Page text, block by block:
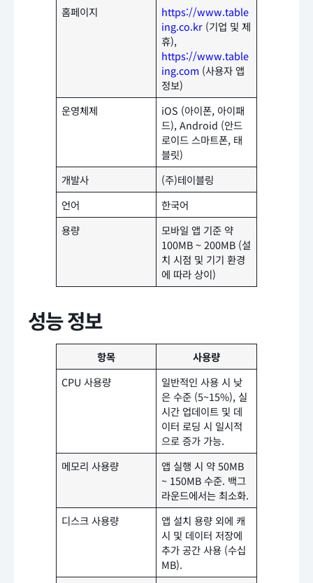
홈페이지
https://www.table
ing.co.kr (기업 및 제
휴),
https://www.table
ing.com (사용자 앱
정보)
운영체제
iOS (아이폰, 아이패
드), Android (안드
로이드 스마트폰, 태
블릿)
개발사
(주)테이블링
언어
한국어
용량
모바일 앱 기준 약
100MB ~ 200MB (설
치 시점 및 기기 환경
에 따라 상이)
성능 정보
항목
사용량
CPU 사용량
일반적인 사용 시 낮
은 수준 (5~15%), 실
시간 업데이트 및 데
이터 로딩 시 일시적
으로 증가 가능.
메모리 사용량
앱 실행 시 약 50MB
~ 150MB 수준. 백그
라운드에서는 최소화.
디스크 사용량
앱 설치 용량 외에 캐
시 및 데이터 저장에
추가 공간 사용 (수십
MB).